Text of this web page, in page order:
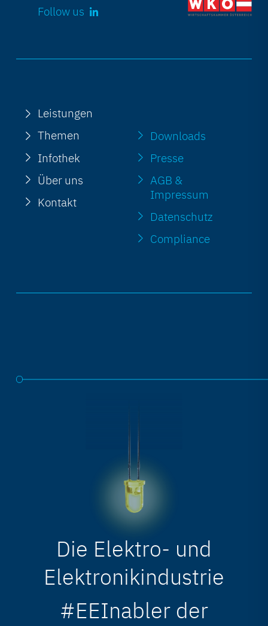
Follow us
Leistungen
Themen
Infothek
Über uns
Kontakt
Downloads
Presse
AGB &
Impressum
Datenschutz
Compliance
Die Elektro- und
Elektronikindustrie
#EEInabler der